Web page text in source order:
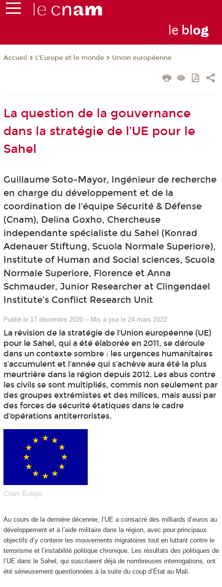
le blog
Accueil L'Europe et le monde Union européenne
La question de la gouvernance
dans la stratégie de l’UE pour le
Sahel
Guillaume Soto-Mayor, Ingénieur de recherche
en charge du développement et de la
coordination de l'équipe Sécurité & Défense
(Cnam), Delina Goxho, Chercheuse
independante spécialiste du Sahel (Konrad
Adenauer Stiftung, Scuola Normale Superiore),
Institute of Human and Social sciences, Scuola
Normale Superiore, Florence et Anna
Schmauder, Junior Researcher at Clingendael
Institute’s Conflict Research Unit
Publié le 17 décembre 2020 – Mis à jour le 24 mars 2022
La révision de la stratégie de l’Union européenne (UE)
pour le Sahel, qui a été élaborée en 2011, se déroule
dans un contexte sombre : les urgences humanitaires
s’accumulent et l’année qui s’achève aura été la plus
meurtrière dans la région depuis 2012. Les abus contre
les civils se sont multipliés, commis non seulement par
des groupes extrémistes et des milices, mais aussi par
des forces de sécurité étatiques dans le cadre
d’opérations antiterroristes.
Cnam Europe
Au cours de la dernière décennie, l’UE a consacré des milliards d’euros au
développement et à l’aide militaire dans la région, avec pour principaux
objectifs d’y contenir les mouvements migratoires tout en luttant contre le
terrorisme et l’instabilité politique chronique. Les résultats des politiques de
l’UE dans le Sahel, qui suscitaient déjà de nombreuses interrogations, ont
été sérieusement questionnées à la suite du coup d’État au Mali.